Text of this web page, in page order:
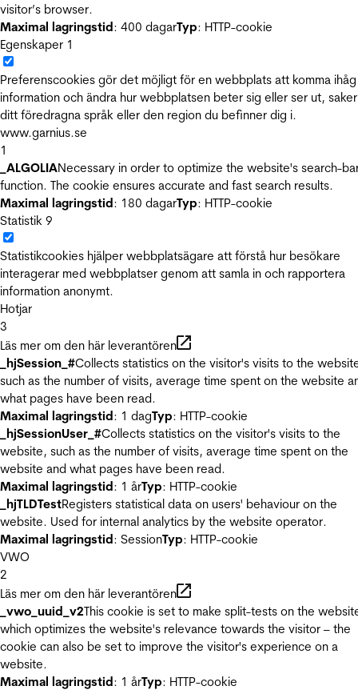
visitor’s browser.
Maximal lagringstid: 400 dagarTyp: HTTP-cookie
Egenskaper 1
Preferenscookies gör det möjligt för en webbplats att komma ihåg
information och ändra hur webbplatsen beter sig eller ser ut,
ditt föredragna språk eller den region du befinner dig i.
www.garnius.se
1
_ALGOLIANecessary in order to optimize the website's search-
function. The cookie ensures accurate and fast search results.
Maximal lagringstid: 180 dagarTyp: HTTP-cookie
Statistik 9
Statistikcookies hjälper webbplatsägare att förstå hur besökare
interagerar med webbplatser genom att samla in och rapportera
information anonymt.
Hotjar
3
Läs mer om den här leverantören
_hjSession_#Collects statistics on the visitor's visits to the
such as the number of visits, average time spent on the website
what pages have been read.
Maximal lagringstid: 1 dagTyp: HTTP-cookie
_hjSessionUser_#Collects statistics on the visitor's visits to the
website, such as the number of visits, average time spent on the
website and what pages have been read.
Maximal lagringstid: 1 årTyp: HTTP-cookie
_hjTLDTestRegisters statistical data on users' behaviour on the
website. Used for internal analytics by the website operator.
Maximal lagringstid: SessionTyp: HTTP-cookie
VWO
2
Läs mer om den här leverantören
_vwo_uuid_v2This cookie is set to make split-tests on the
which optimizes the website's relevance towards the visitor – the
cookie can also be set to improve the visitor's experience on a
website.
Maximal lagringstid: 1 årTyp: HTTP-cookie